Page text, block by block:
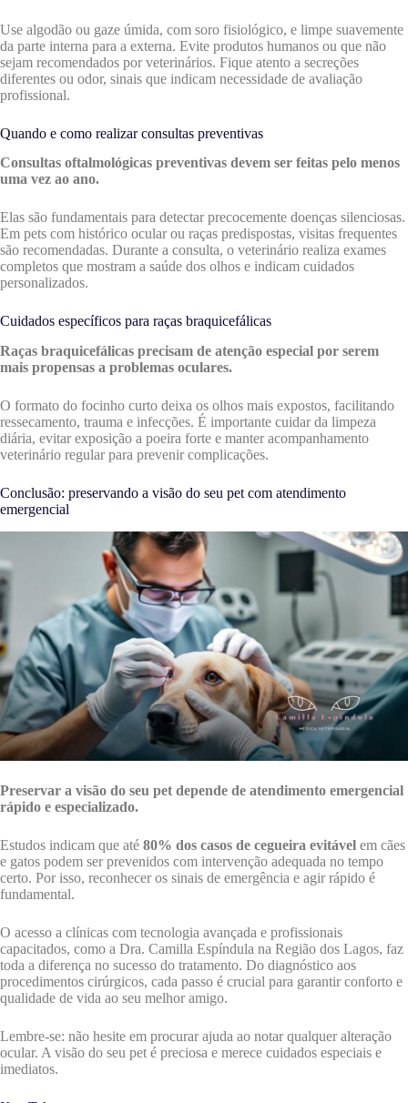
Use algodão ou gaze úmida, com soro fisiológico, e limpe suavemente
da parte interna para a externa. Evite produtos humanos ou que não
sejam recomendados por veterinários. Fique atento a secreções
diferentes ou odor, sinais que indicam necessidade de avaliação
profissional.
Quando e como realizar consultas preventivas
Consultas oftalmológicas preventivas devem ser feitas pelo menos
uma vez ao ano.
Elas são fundamentais para detectar precocemente doenças silenciosas.
Em pets com histórico ocular ou raças predispostas, visitas frequentes
são recomendadas. Durante a consulta, o veterinário realiza exames
completos que mostram a saúde dos olhos e indicam cuidados
personalizados.
Cuidados específicos para raças braquicefálicas
Raças braquicefálicas precisam de atenção especial por serem
mais propensas a problemas oculares.
O formato do focinho curto deixa os olhos mais expostos, facilitando
ressecamento, trauma e infecções. É importante cuidar da limpeza
diária, evitar exposição a poeira forte e manter acompanhamento
veterinário regular para prevenir complicações.
Conclusão: preservando a visão do seu pet com atendimento
emergencial
Preservar a visão do seu pet depende de atendimento emergencial
rápido e especializado.
Estudos indicam que até 80% dos casos de cegueira evitável em cães
e gatos podem ser prevenidos com intervenção adequada no tempo
certo. Por isso, reconhecer os sinais de emergência e agir rápido é
fundamental.
O acesso a clínicas com tecnologia avançada e profissionais
capacitados, como a Dra. Camilla Espíndula na Região dos Lagos, faz
toda a diferença no sucesso do tratamento. Do diagnóstico aos
procedimentos cirúrgicos, cada passo é crucial para garantir conforto e
qualidade de vida ao seu melhor amigo.
Lembre-se: não hesite em procurar ajuda ao notar qualquer alteração
ocular. A visão do seu pet é preciosa e merece cuidados especiais e
imediatos.